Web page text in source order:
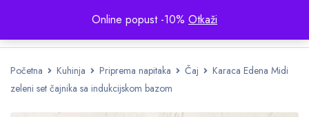
Online popust -10% Otkaži
Početna Kuhinja Priprema napitaka Čaj
Karaca Edena Midi
zeleni set čajnika sa indukcijskom bazom